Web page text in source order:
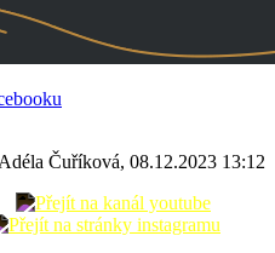
Čuříková, 08.12.2023 13:12